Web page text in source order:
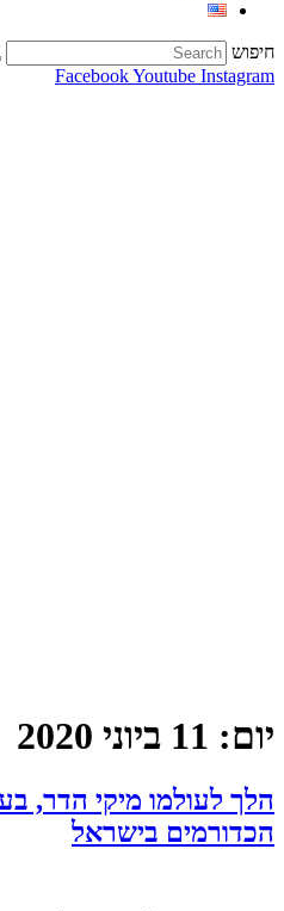
חיפוש
FacebookYoutube Instagram
יום: 11 ביוני 2020
הלך לעולמו מיקי הדר,
הכדורמים בישראל